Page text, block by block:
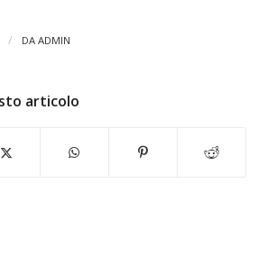
/ DA ADMIN
articolo